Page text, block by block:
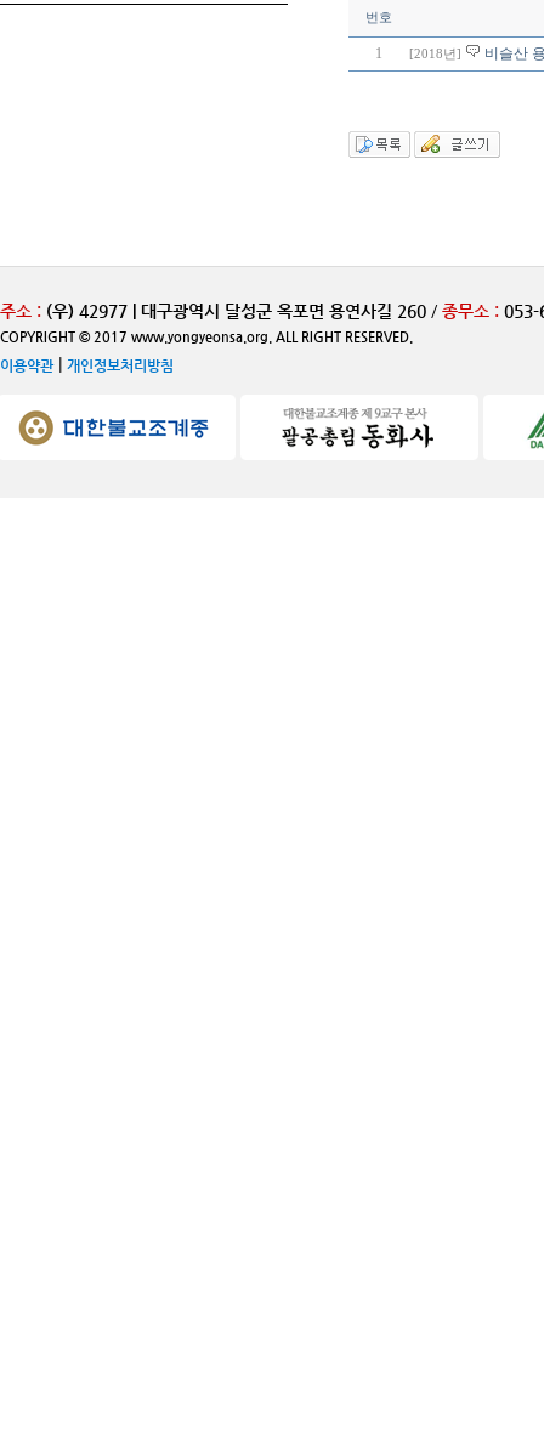
번호
1 [2018년] 비슬산
주소 : (우) 42977 | 대구광역시 달성군 옥포면 용연사길 260 / 종무소 : 053-
COPYRIGHT © 2017 www.yongyeonsa.org. ALL RIGHT RESERVED.
이용약관| 개인정보처리방침